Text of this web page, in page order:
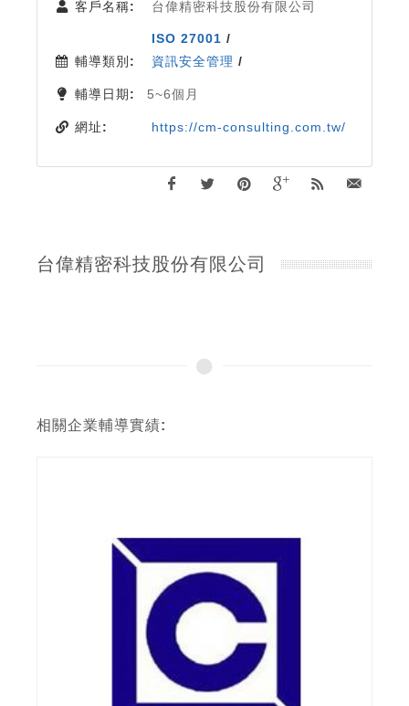
客戶名稱: 台偉精密科技股份有限公司
輔導類別:
ISO 27001 /
資訊安全管理 /
輔導日期: 5~6個月
網址: https://cm-consulting.com.tw/
台偉精密科技股份有限公司
相關企業輔導實績: